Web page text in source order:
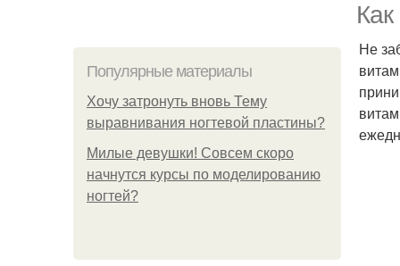
Популярные материалы
Хочу затронуть вновь Тему
выравнивания ногтевой пластины?
Милые девушки! Совсем скоро
начнутся курсы по моделированию
ногтей?
Не